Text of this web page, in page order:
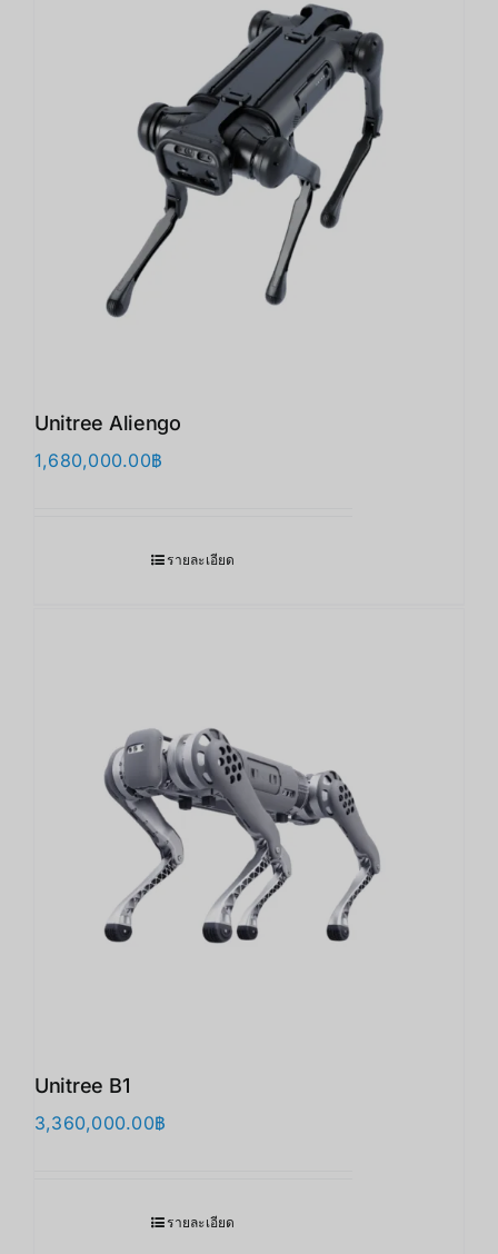
Unitree Aliengo
1,680,000.00฿
รายละเอียด
Unitree B1
3,360,000.00฿
รายละเอียด